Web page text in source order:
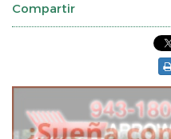
Compartir